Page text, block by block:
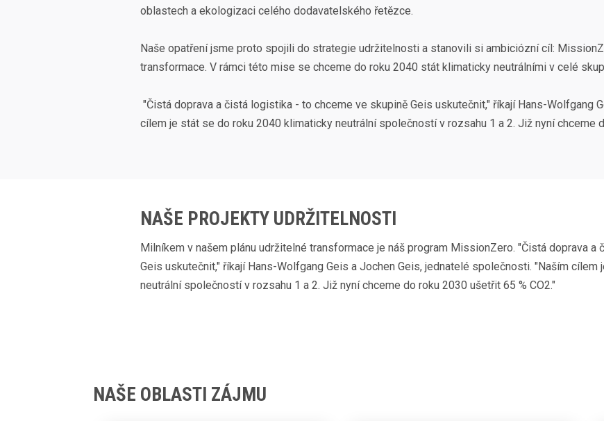
oblastech a ekologizaci celého dodavatelského řetězce.
Naše opatření jsme proto spojili do strategie udržitelnosti a stanovili si ambiciózní cíl:
transformace. V rámci této mise se chceme do roku 2040 stát klimaticky neutrálními v celé
"Čistá doprava a čistá logistika - to chceme ve skupině Geis uskutečnit," říkají Hans-Wolfgang
cílem je stát se do roku 2040 klimaticky neutrální společností v rozsahu 1 a 2. Již nyní chceme
NAŠE PROJEKTY UDRŽITELNOSTI
Milníkem v našem plánu udržitelné transformace je náš program MissionZero. "Čistá doprava
Geis uskutečnit," říkají Hans-Wolfgang Geis a Jochen Geis, jednatelé společnosti. "Naším
neutrální společností v rozsahu 1 a 2. Již nyní chceme do roku 2030 ušetřit 65 % CO2."
NAŠE OBLASTI ZÁJMU